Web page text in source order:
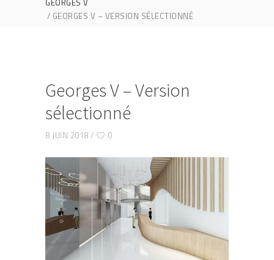
GEORGES V
GEORGES V – VERSION SÉLECTIONNÉ
Georges V – Version
sélectionné
8 JUIN 2018 0